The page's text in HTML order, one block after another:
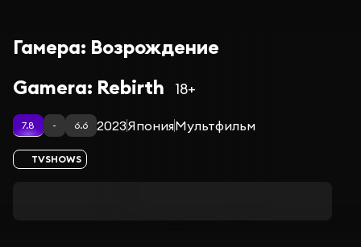
Гамера: Возрождение
Gamera: Rebirth
18+
7.8 - 6.6 2023ЯпонияМультфильм
TVSHOWS